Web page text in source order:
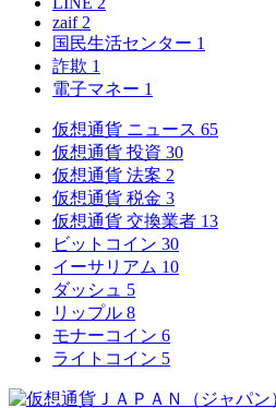
zaif 2
国民生活センター 1
詐欺 1
電子マネー 1
仮想通貨 ニュース 65
仮想通貨 投資 30
仮想通貨 法案 2
仮想通貨 税金 3
仮想通貨 交換業者 13
ビットコイン 30
イーサリアム 10
ダッシュ 5
リップル 8
モナーコイン 6
ライトコイン 5